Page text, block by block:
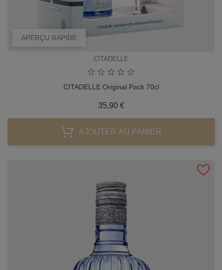
APERÇU RAPIDE
CITADELLE
CITADELLE Original Pack 70cl
35,90 €Prix
AJOUTER AU PANIER